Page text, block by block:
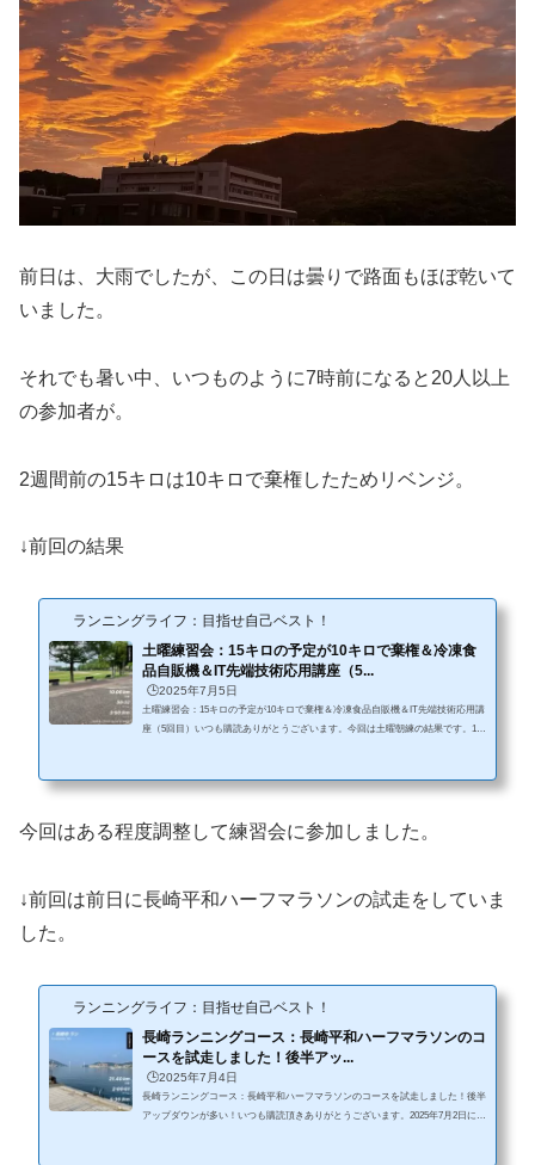
前日は、大雨でしたが、この日は曇りで路面もほぼ乾いて
いました。
それでも暑い中、いつものように7時前になると20人以上
の参加者が。
2週間前の15キロは10キロで棄権したためリベンジ。
↓前回の結果
ランニングライフ：目指せ自己ベスト！
土曜練習会：15キロの予定が10キロで棄権＆冷凍食
品自販機＆IT先端技術応用講座（5...
🕒️2025年7月5日
土曜練習会：15キロの予定が10キロで棄権＆冷凍食品自販機＆IT先端技術応用講
座（5回目）いつも購読ありがとうございます。今回は土曜朝練の結果です。15
m）・参加人数：20人以上結果相変わらず朝から暑い！アップしただけでも汗だ
くに...
今回はある程度調整して練習会に参加しました。
↓前回は前日に長崎平和ハーフマラソンの試走をしていま
した。
ランニングライフ：目指せ自己ベスト！
長崎ランニングコース：長崎平和ハーフマラソンのコ
ースを試走しました！後半アッ...
🕒️2025年7月4日
長崎ランニングコース：長崎平和ハーフマラソンのコースを試走しました！後半
アップダウンが多い！いつも購読頂きありがとうございます。2025年7月2日に長